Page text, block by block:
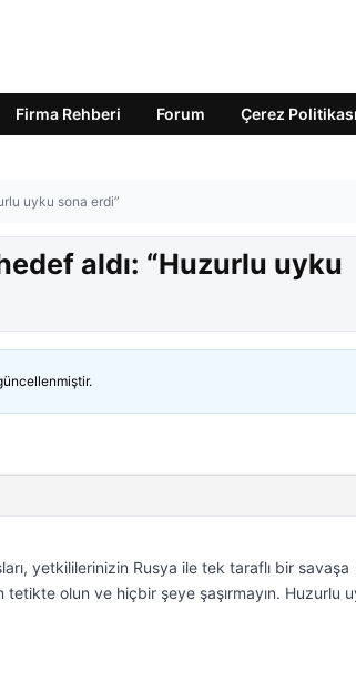
Firma Rehberi Forum Çerez Politikası
uyku sona erdi”
aldı: “Huzurlu uyku
yetkililerinizin Rusya ile tek taraflı bir savaşa
olun ve hiçbir şeye şaşırmayın. Huzurlu